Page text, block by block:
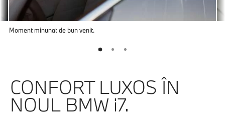
Moment minunat de bun venit.
CONFORT LUXOS ÎN
NOUL BMW i7.